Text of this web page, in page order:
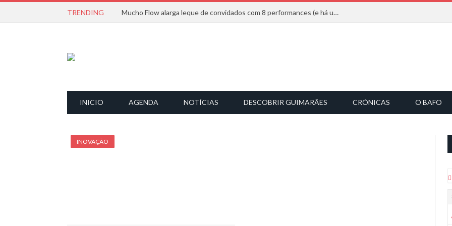
TRENDING Mucho Flow alarga leque de convidados com 8 performances (e há uma saída)
INICIO AGENDA NOTÍCIAS DESCOBRIR GUIMARÃES CRÓNICAS O BAFO
INOVAÇÃO